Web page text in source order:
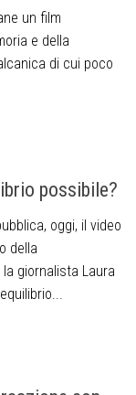
un film
e della
di cui poco
possibile?
oggi, il video
della
la giornalista Laura